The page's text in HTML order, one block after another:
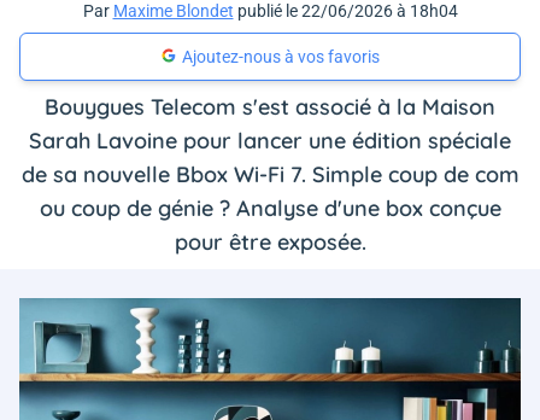
Par Maxime Blondet publié le 22/06/2026 à 18h04
Ajoutez-nous à vos favoris
Bouygues Telecom s'est associé à la Maison
Sarah Lavoine pour lancer une édition spéciale
de sa nouvelle Bbox Wi-Fi 7. Simple coup de com
ou coup de génie ? Analyse d'une box conçue
pour être exposée.